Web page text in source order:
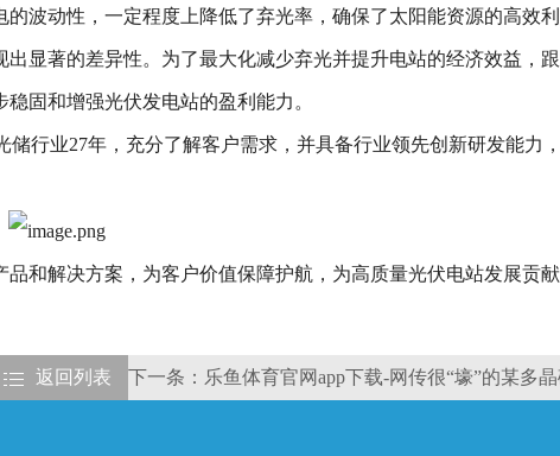
波动性，一定程度上降低了弃光率，确保了太阳能资源的高效利
显著的差异性。为了最大化减少弃光并提升电站的经济效益，
固和增强光伏发电站的盈利能力。
行业27年，充分了解客户需求，并具备行业领先创新研发能力
和解决方案，为客户价值保障护航，为高质量光伏电站发展贡献
返回列表 下一条：乐鱼体育官网app下载-网传很“壕”的某多